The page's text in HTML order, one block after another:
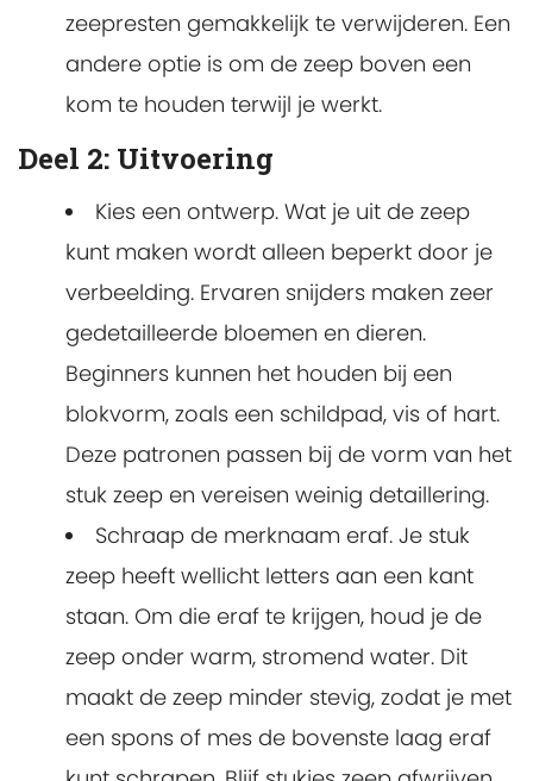
zeepresten gemakkelijk te verwijderen. Een
andere optie is om de zeep boven een
kom te houden terwijl je werkt.
Deel 2: Uitvoering
Kies een ontwerp. Wat je uit de zeep
kunt maken wordt alleen beperkt door je
verbeelding. Ervaren snijders maken zeer
gedetailleerde bloemen en dieren.
Beginners kunnen het houden bij een
blokvorm, zoals een schildpad, vis of hart.
Deze patronen passen bij de vorm van het
stuk zeep en vereisen weinig detaillering.
Schraap de merknaam eraf. Je stuk
zeep heeft wellicht letters aan een kant
staan. Om die eraf te krijgen, houd je de
zeep onder warm, stromend water. Dit
maakt de zeep minder stevig, zodat je met
een spons of mes de bovenste laag eraf